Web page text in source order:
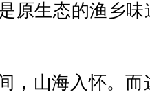
原生态的渔乡
，山海入怀。